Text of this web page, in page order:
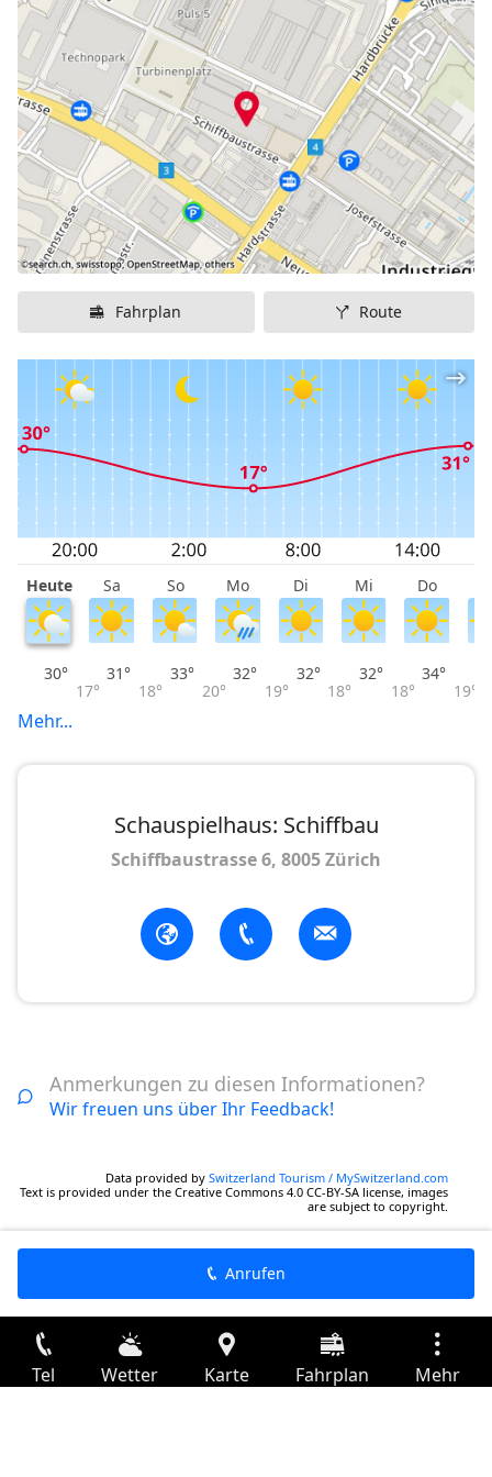
das Trend-Restaurant LaSalle und die über einen Lift
erreichbare Nietturm-Bar mit Ausblick über ganz
Zürich-West.
Immer montags lohnt sich der Theaterbesuch in allen
Spielstätten des Schauspielhaus Zürich ganz
besonders: dann sind nämlich alle Plätze zum halben
Preis erhältlich.
Fahrplan Route
Heute Sa So Mo Di Mi Do
30°
17°
31°
18°
33°
20°
32°
19°
32°
18°
32°
18°
34°
19°
Mehr...
Schauspielhaus: Schiffbau
Schiffbaustrasse 6, 8005 Zürich
Anmerkungen zu diesen Informationen?
Wir freuen uns über Ihr Feedback!
Data provided by Switzerland Tourism / MySwitzerland.com
Text is provided under the Creative Commons 4.0 CC-BY-SA license, images
are subject to copyright.
Anrufen
Tel Wetter Karte Fahrplan Mehr